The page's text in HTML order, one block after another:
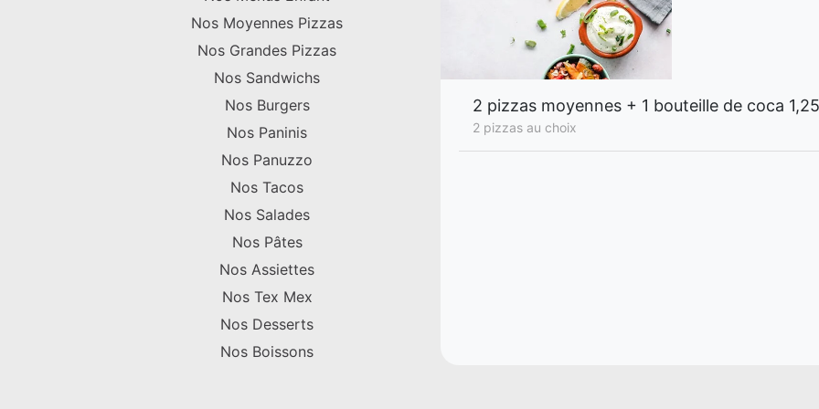
Nos Moyennes Pizzas
Nos Grandes Pizzas
Nos Sandwichs
Nos Burgers
Nos Paninis
Nos Panuzzo
Nos Tacos
Nos Salades
Nos Pâtes
Nos Assiettes
Nos Tex Mex
Nos Desserts
Nos Boissons
2 pizzas moyennes + 1 bouteille de coca
2 pizzas au choix